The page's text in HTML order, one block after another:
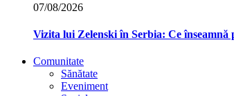
07/08/2026
Vizita lui Zelenski în Serbia: Ce
Comunitate
Sănătate
Eveniment